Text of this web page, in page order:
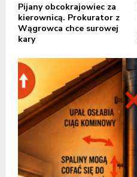
Pijany obcokrajowiec za
kierownicą. Prokurator z
Wągrowca chce surowej
kary